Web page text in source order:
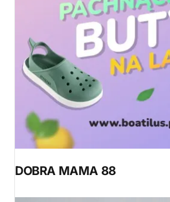
DOBRA MAMA 88